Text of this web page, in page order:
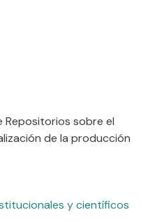
Repositorios sobre el
de la producción
y científicos